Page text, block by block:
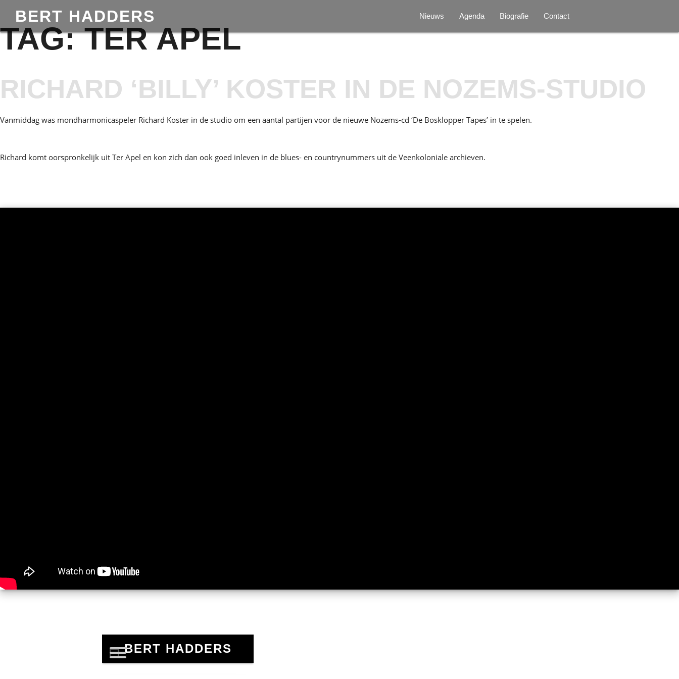
BERT HADDERS Nieuws Agenda Biografie Contact
TAG:TER APEL
RICHARD ‘BILLY’ KOSTER IN DE NOZEMS-STUDIO
Vanmiddag was mondharmonicaspeler Richard Koster in de studio om een aantal partijen voor de nieuwe Nozems-cd ‘De Bosklopper Tapes’ in te spelen.
Richard komt oorspronkelijk uit Ter Apel en kon zich dan ook goed inleven in de blues- en countrynummers uit de Veenkoloniale archieven.